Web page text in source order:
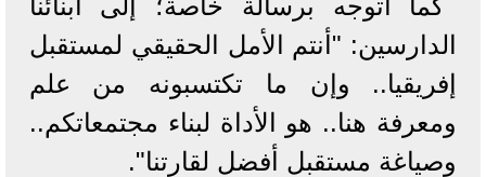
الدارسين: "أنتم الأمل الحقيقي لمستقبل
إفريقيا.. وإن ما تكتسبونه من علم
ومعرفة هنا.. هو الأداة لبناء مجتمعاتكم..
وصياغة مستقبل أفضل لقارتنا".